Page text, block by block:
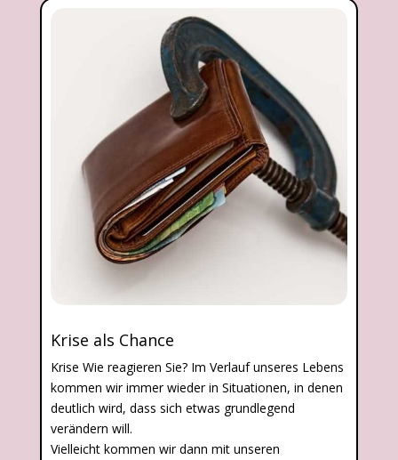
Krise als Chance
Krise Wie reagieren Sie? Im Verlauf unseres Lebens
kommen wir immer wieder in Situationen, in denen
deutlich wird, dass sich etwas grundlegend
verändern will.
Vielleicht kommen wir dann mit unseren